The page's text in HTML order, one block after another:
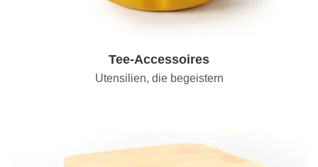
Tee-Accessoires
Utensilien, die begeistern